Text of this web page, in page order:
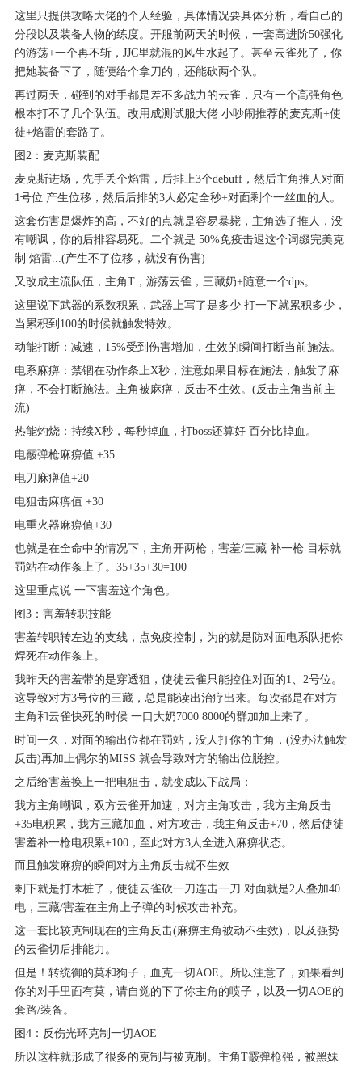
这里只提供攻略大佬的个人经验，具体情况要具体分析，看自己的
分段以及装备人物的练度。开服前两天的时候，一套高进阶50强化
的游荡+一个再不斩，JJC里就混的风生水起了。甚至云雀死了，你
把她装备下了，随便给个拿刀的，还能砍两个队。
再过两天，碰到的对手都是差不多战力的云雀，只有一个高强角色
根本打不了几个队伍。改用成测试服大佬 小吵闹推荐的麦克斯+使
徒+焰雷的套路了。
图2：麦克斯装配
麦克斯进场，先手丢个焰雷，后排上3个debuff，然后主角推人对面
1号位 产生位移，然后后排的3人必定全秒+对面剩个一丝血的人。
这套伤害是爆炸的高，不好的点就是容易暴毙，主角选了推人，没
有嘲讽，你的后排容易死。二个就是 50%免疫击退这个词缀完美克
制 焰雷...(产生不了位移，就没有伤害)
又改成主流队伍，主角T，游荡云雀，三藏奶+随意一个dps。
这里说下武器的系数积累，武器上写了是多少 打一下就累积多少，
当累积到100的时候就触发特效。
动能打断：减速，15%受到伤害增加，生效的瞬间打断当前施法。
电系麻痹：禁锢在动作条上X秒，注意如果目标在施法，触发了麻
痹，不会打断施法。主角被麻痹，反击不生效。(反击主角当前主
流)
热能灼烧：持续X秒，每秒掉血，打boss还算好 百分比掉血。
电霰弹枪麻痹值 +35
电刀麻痹值+20
电狙击麻痹值 +30
电重火器麻痹值+30
也就是在全命中的情况下，主角开两枪，害羞/三藏 补一枪 目标就
罚站在动作条上了。35+35+30=100
这里重点说 一下害羞这个角色。
图3：害羞转职技能
害羞转职转左边的支线，点免疫控制，为的就是防对面电系队把你
焊死在动作条上。
我昨天的害羞带的是穿透狙，使徒云雀只能控住对面的1、2号位。
这导致对方3号位的三藏，总是能读出治疗出来。每次都是在对方
主角和云雀快死的时候 一口大奶7000 8000的群加加上来了。
时间一久，对面的输出位都在罚站，没人打你的主角，(没办法触发
反击)再加上偶尔的MISS 就会导致对方的输出位脱控。
之后给害羞换上一把电狙击，就变成以下战局：
我方主角嘲讽，双方云雀开加速，对方主角攻击，我方主角反击
+35电积累，我方三藏加血，对方攻击，我主角反击+70，然后使徒
害羞补一枪电积累+100，至此对方3人全进入麻痹状态。
而且触发麻痹的瞬间对方主角反击就不生效
剩下就是打木桩了，使徒云雀砍一刀连击一刀 对面就是2人叠加40
电，三藏/害羞在主角上子弹的时候攻击补充。
这一套比较克制现在的主角反击(麻痹主角被动不生效)，以及强势
的云雀切后排能力。
但是！转统御的莫和狗子，血克一切AOE。所以注意了，如果看到
你的对手里面有莫，请自觉的下了你主角的喷子，以及一切AOE的
套路/装备。
图4：反伤光环克制一切AOE
所以这样就形成了很多的克制与被克制。主角T霰弹枪强，被黑妹